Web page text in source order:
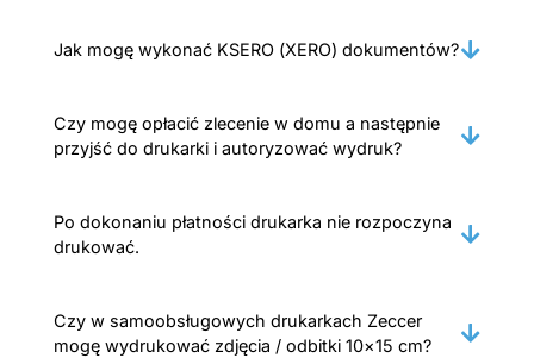
Jak mogę wykonać KSERO (XERO) dokumentów?
Czy mogę opłacić zlecenie w domu a następnie
przyjść do drukarki i autoryzować wydruk?
Po dokonaniu płatności drukarka nie rozpoczyna
drukować.
Czy w samoobsługowych drukarkach Zeccer
mogę wydrukować zdjęcia / odbitki 10×15 cm?